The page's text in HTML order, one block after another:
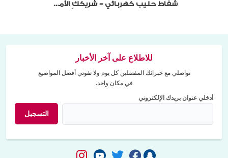
شفاط حليب كهربائي – شريككِ الأمثل لرضاعة عصرية…
للاطلاع على آخر الأخبار
تواصلي مع خبرائك المفضلين كل يوم ولا تفوتي أفضل المواضيع
في مكان واحد.
أدخلي عنوان بريدك الإلكتروني
التسجيل